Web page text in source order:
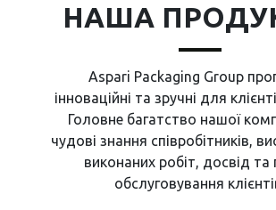
НАША
Aspari Packaging Group
інноваційні та зручні для
Головне багатство нашої
чудові знання співробітників,
виконаних робіт, досвід та
обслуговування